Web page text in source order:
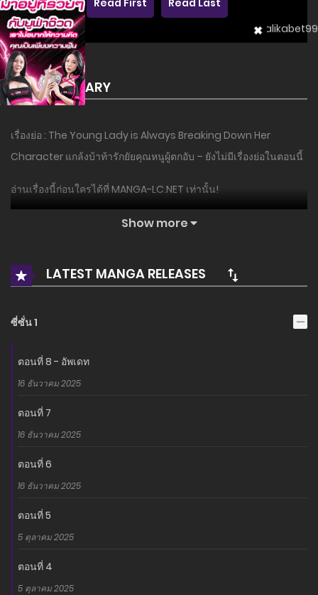
SUMMARY
เรื่องย่อ : The Young Lady is Always Breaking Down Her
Character แกล้งบ้าท้ารักยัยคุณหนูผู้ตกอับ – ยังไม่มีเรื่องย่อในตอนนี้
อ่านเรื่องนี้ก่อนใครได้ที่ MANGA-LC.NET เท่านั้น!
Show more
LATEST MANGA RELEASES
ซี่ซั่น 1
ตอนที่ 8 - อัพเดท
16 ธันวาคม 2025
ตอนที่ 7
16 ธันวาคม 2025
ตอนที่ 6
16 ธันวาคม 2025
ตอนที่ 5
5 ตุลาคม 2025
ตอนที่ 4
5 ตุลาคม 2025